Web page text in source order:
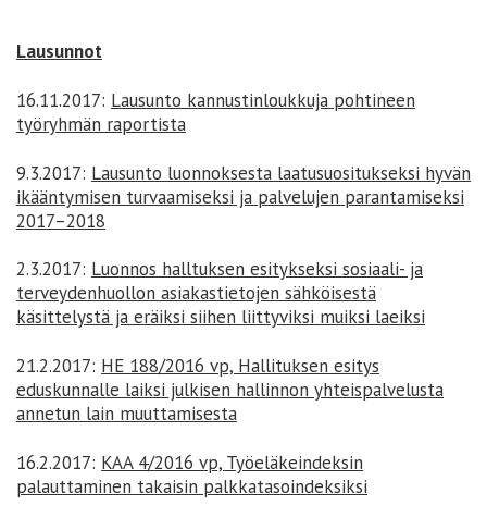
Lausunnot
16.11.2017: Lausunto kannustinloukkuja pohtineen
työryhmän raportista
9.3.2017: Lausunto luonnoksesta laatusuositukseksi hyvän
ikääntymisen turvaamiseksi ja palvelujen parantamiseksi
2017–2018
2.3.2017: Luonnos halltuksen esitykseksi sosiaali- ja
terveydenhuollon asiakastietojen sähköisestä
käsittelystä ja eräiksi siihen liittyviksi muiksi laeiksi
21.2.2017: HE 188/2016 vp, Hallituksen esitys
eduskunnalle laiksi julkisen hallinnon yhteispalvelusta
annetun lain muuttamisesta
16.2.2017: KAA 4/2016 vp, Työeläkeindeksin
palauttaminen takaisin palkkatasoindeksiksi